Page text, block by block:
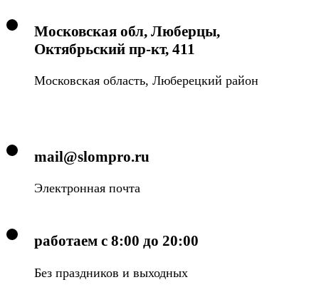
Московская обл, Люберцы,
Октябрьский пр-кт, 411
Московская область, Люберецкий район
mail@slompro.ru
Электронная почта
работаем с 8:00 до 20:00
Без праздников и выходных